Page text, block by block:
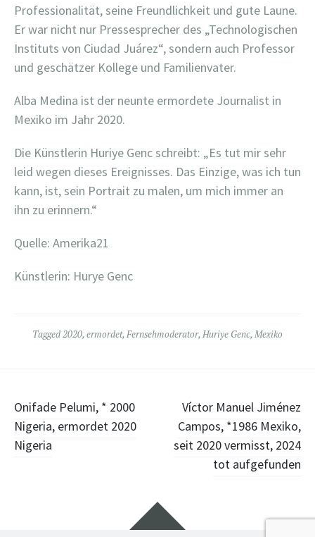
Professionalität, seine Freundlichkeit und gute Laune.
Er war nicht nur Pressesprecher des „Technologischen
Instituts von Ciudad Juárez“, sondern auch Professor
und geschätzer Kollege und Familienvater.
Alba Medina ist der neunte ermordete Journalist in
Mexiko im Jahr 2020.
Die Künstlerin Huriye Genc schreibt: „Es tut mir sehr
leid wegen dieses Ereignisses. Das Einzige, was ich tun
kann, ist, sein Portrait zu malen, um mich immer an
ihn zu erinnern.“
Quelle: Amerika21
Künstlerin: Hurye Genc
Tagged2020, ermordet, Fernsehmoderator, Huriye Genc, Mexiko
Post
navigation
Onifade Pelumi, * 2000
Nigeria, ermordet 2020
Nigeria
Víctor Manuel Jiménez
Campos, *1986 Mexiko,
seit 2020 vermisst, 2024
tot aufgefunden
Widgets